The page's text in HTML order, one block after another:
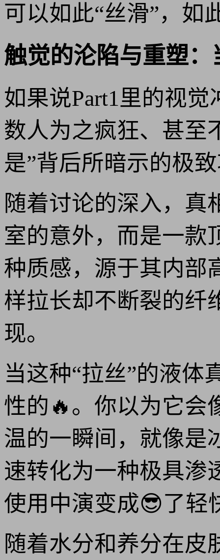
可以如此“丝滑”，如
触觉的沦陷与重塑
如果说Part1里的视
数人为之疯狂、甚至
是”背后所暗示的极
随着讨论的深入，真
室的意外，而是一款
种质感，源于其内
样拉长却不断裂的纤
现。
当这种“拉丝”的液体
性的🔥。你以为它会
温的一瞬间，就像是
速转化为一种极具渗
使用中演变成😎了轻
随着水分和养分在皮